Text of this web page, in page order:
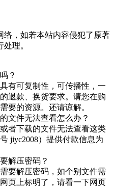
络，如若本站内容侵犯了原著
理。
？
有可复制性，可传播性，一
退款、换货要求。请您在购
要的资源。还请谅解。
文件无法查看怎么办？
者下载的文件无法查看这类
jiyc2008）提供付款信息为
解压密码？
要解压密码，如个别文件需
页上标明了，请看一下网页